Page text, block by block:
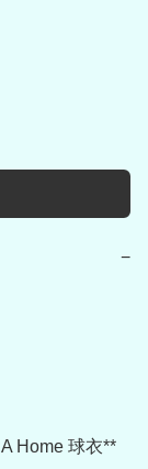
−
Home 球衣**